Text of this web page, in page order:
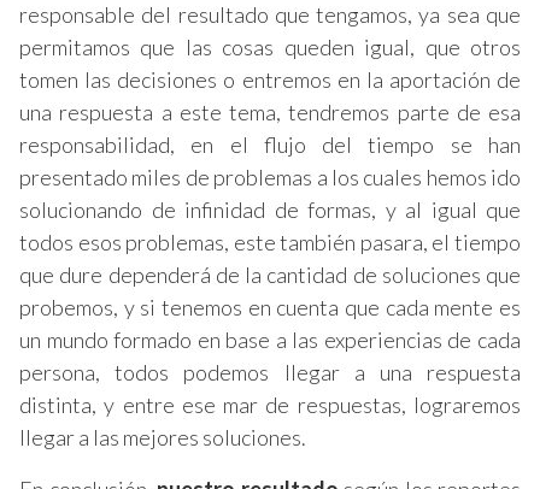
responsable del resultado que tengamos, ya sea que
permitamos que las cosas queden igual, que otros
tomen las decisiones o entremos en la aportación de
una respuesta a este tema, tendremos parte de esa
responsabilidad, en el flujo del tiempo se han
presentado miles de problemas a los cuales hemos ido
solucionando de infinidad de formas, y al igual que
todos esos problemas, este también pasara, el tiempo
que dure dependerá de la cantidad de soluciones que
probemos, y si tenemos en cuenta que cada mente es
un mundo formado en base a las experiencias de cada
persona, todos podemos llegar a una respuesta
distinta, y entre ese mar de respuestas, lograremos
llegar a las mejores soluciones.